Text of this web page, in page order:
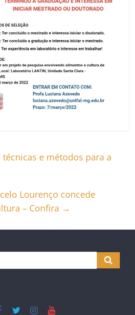
e métodos para a
Lourenço concede
– Confira →